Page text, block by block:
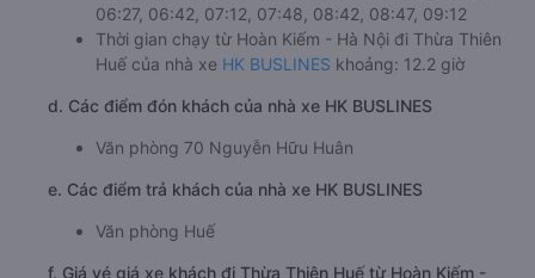
06:27, 06:42, 07:12, 07:48, 08:42, 08:47, 09:12
Thời gian chạy từ Hoàn Kiếm - Hà Nội đi Thừa Thiên
Huế của nhà xe HK BUSLINES khoảng: 12.2 giờ
d. Các điểm đón khách của nhà xe HK BUSLINES
Văn phòng 70 Nguyễn Hữu Huân
e. Các điểm trả khách của nhà xe HK BUSLINES
Văn phòng Huế
f. Giá vé giá xe khách đi Thừa Thiên Huế từ Hoàn Kiếm -